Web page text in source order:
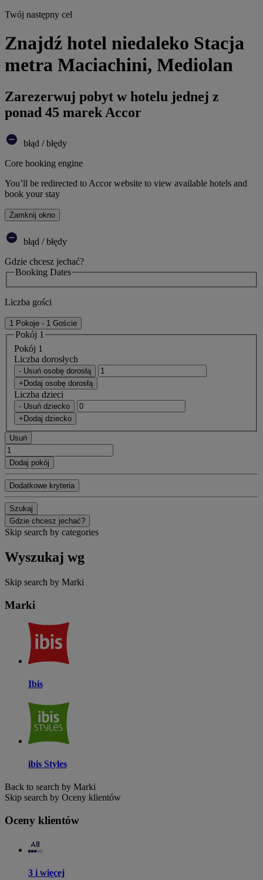
Twój następny cel
Znajdź hotel niedaleko Stacja
metra Maciachini, Mediolan
Zarezerwuj pobyt w hotelu jednej z
ponad 45 marek Accor
błąd / błędy
Core booking engine
You’ll be redirected to Accor website to view available hotels and
book your stay
Zamknij okno
błąd / błędy
Gdzie chcesz jechać?
Booking Dates
Liczba gości
1 Pokoje - 1 Goście
Pokój 1
Pokój 1
Liczba dorosłych
- Usuń osobę dorosłą
+Dodaj osobę dorosłą
Liczba dzieci
- Usuń dziecko
+Dodaj dziecko
Usuń
Dodaj pokój
Dodatkowe kryteria
Szukaj
Gdzie chcesz jechać?
Skip search by categories
Wyszukaj wg
Skip search by Marki
Marki
Ibis
ibis Styles
Back to search by Marki
Skip search by Oceny klientów
Oceny klientów
3 i więcej